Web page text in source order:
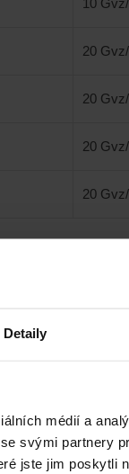
Detaily
médií a
svými partnery
jste jim poskytli
20
20
20
20
– RS232/